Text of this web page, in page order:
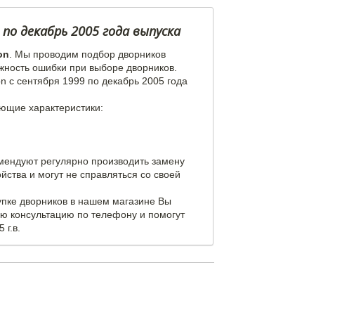
декабрь 2005 года выпуска
. Мы проводим подбор дворников
ошибки при выборе дворников.
с сентября 1999 по декабрь 2005 года
характеристики:
регулярно производить замену
и могут не справляться со своей
дворников в нашем магазине Вы
консультацию по телефону и помогут